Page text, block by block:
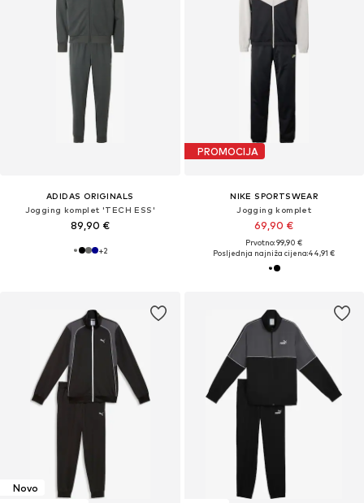
ADIDAS ORIGINALS
Jogging komplet 'TECH ESS'
89,90 €
+2
PROMOCIJA
NIKE SPORTSWEAR
Jogging komplet
69,90 €
Prvotno: 99,90 €
Posljednja najniža cijena:44,91 €
Novo